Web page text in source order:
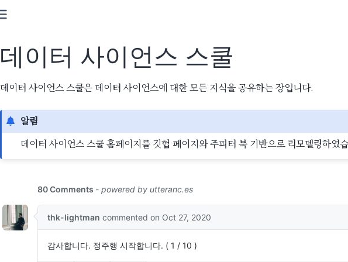
데이터 사이언스 스쿨
데이터 사이언스 스쿨은 데이터 사이언스에 대한 모든 지식을 공유하는 장입니다.
알림
데이터 사이언스 스쿨 홈페이지를 깃헙 페이지와 주피터 북 기반으로 리모델링하였